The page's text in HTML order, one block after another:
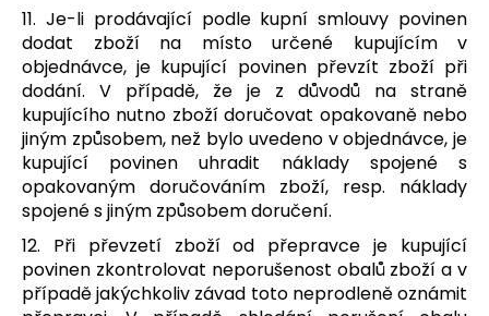
11. Je-li prodávající podle kupní smlouvy povinen
dodat zboží na místo určené kupujícím v
objednávce, je kupující povinen převzít zboží při
dodání. V případě, že je z důvodů na straně
kupujícího nutno zboží doručovat opakovaně nebo
jiným způsobem, než bylo uvedeno v objednávce, je
kupující povinen uhradit náklady spojené s
opakovaným doručováním zboží, resp. náklady
spojené s jiným způsobem doručení.
12. Při převzetí zboží od přepravce je kupující
povinen zkontrolovat neporušenost obalů zboží a v
případě jakýchkoliv závad toto neprodleně oznámit